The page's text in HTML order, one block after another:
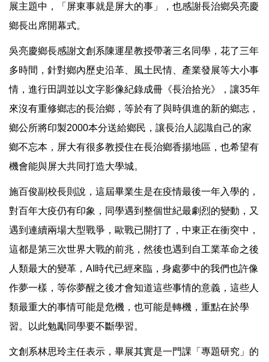
展主題中，「屏東事就是屏大的事」，也感謝長治鄉吳亮慶
鄉長出席開幕式。
吳亮慶鄉長感謝文創系陳運星教授帶著三名同學，花了三年
多時間，針對鄉內歷史沿革、風土民情、產業發展等大小事
情，進行田調並以文字影像紀錄成冊《長治拾光》，讓35年
來沒有重修鄉志的長治鄉，等於有了與時俱進的新的鄉志，
鄉公所將印製2000本分送給鄉民，讓長治人認識自己的家
鄉不忘本，屏大有很多教授住在長治鄉香揚地區，也希望有
機會能與屏大共同打造大學城。
施百俊副校長則說，這屆畢業生是在疫情最後一年入學的，
對百年大疫仍有印象，同學遇到整個世紀最劇烈的變動，又
遇到連續兩場大型戰爭，歐戰已開打了，中東正在衝突中，
這都是第三次世界大戰的前兆，然後也遇到自工業革命之後
人類最大的變革，AI時代已經來臨，身處夢中的我們也許像
作夢一樣，等你夢醒之後才會知道這些事情的意義，這些人
類最重大的事情可能是危機，也可能是轉機，重點在於學
習。以此勉勵同學要不斷學習。
文創系林思玲主任表示，畢展其實是一門課「專題研究」的